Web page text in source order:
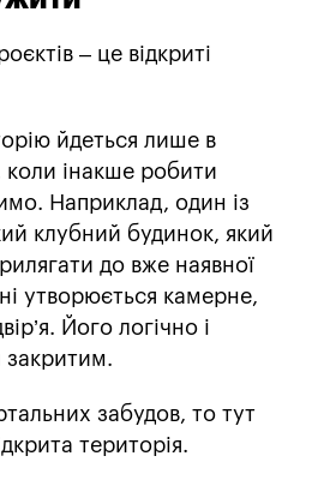
– це відкриті
йдеться лише в
інакше робити
Наприклад, один із
клубний будинок, який
до вже наявної
утворюється камерне,
Його логічно і
забудов, то тут
територія.